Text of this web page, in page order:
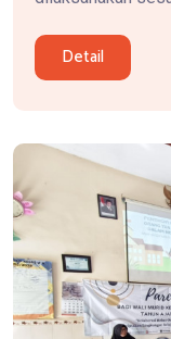
Detail